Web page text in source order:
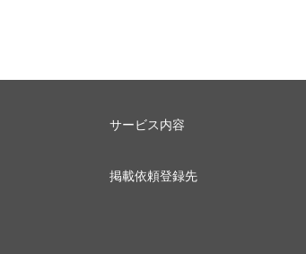
サービス内容
掲載依頼登録先